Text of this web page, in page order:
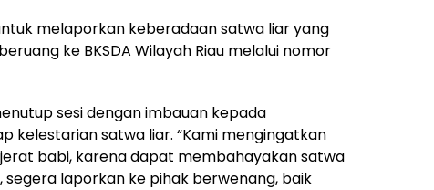
melaporkan keberadaan satwa liar yang
ke BKSDA Wilayah Riau melalui nomor
sesi dengan imbauan kepada
kelestarian satwa liar. “Kami mengingatkan
babi, karena dapat membahayakan satwa
segera laporkan ke pihak berwenang, baik